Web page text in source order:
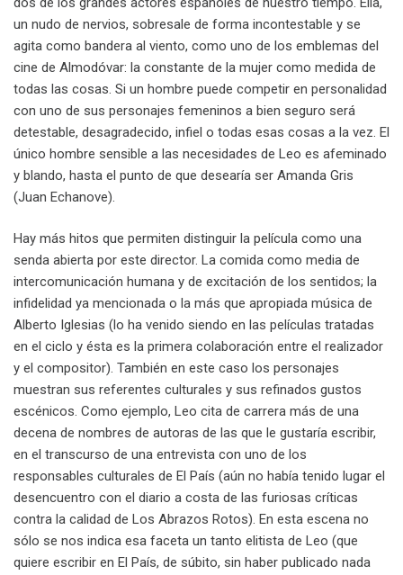
un nudo de nervios, sobresale de forma incontestable y se
agita como bandera al viento, como uno de los emblemas del
cine de Almodóvar: la constante de la mujer como medida de
todas las cosas. Si un hombre puede competir en personalidad
con uno de sus personajes femeninos a bien seguro será
detestable, desagradecido, infiel o todas esas cosas a la vez. El
único hombre sensible a las necesidades de Leo es afeminado
y blando, hasta el punto de que desearía ser Amanda Gris
(Juan Echanove).
Hay más hitos que permiten distinguir la película como una
senda abierta por este director. La comida como media de
intercomunicación humana y de excitación de los sentidos; la
infidelidad ya mencionada o la más que apropiada música de
Alberto Iglesias (lo ha venido siendo en las películas tratadas
en el ciclo y ésta es la primera colaboración entre el realizador
y el compositor). También en este caso los personajes
muestran sus referentes culturales y sus refinados gustos
escénicos. Como ejemplo, Leo cita de carrera más de una
decena de nombres de autoras de las que le gustaría escribir,
en el transcurso de una entrevista con uno de los
responsables culturales de El País (aún no había tenido lugar el
desencuentro con el diario a costa de las furiosas críticas
contra la calidad de Los Abrazos Rotos). En esta escena no
sólo se nos indica esa faceta un tanto elitista de Leo (que
quiere escribir en El País, de súbito, sin haber publicado nada